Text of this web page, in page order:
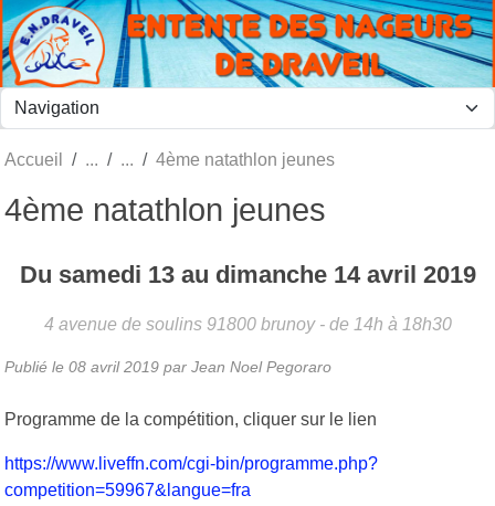
Accueil 4ème natathlon jeunes
4ème natathlon jeunes
Du samedi 13au dimanche 14 avril 2019
4 avenue de soulins 91800 brunoy - de 14h à 18h30
Publié le 08 avril 2019 par Jean Noel Pegoraro
Programme de la compétition, cliquer sur le lien
https://www.liveffn.com/cgi-bin/programme.php?
competition=59967&langue=fra
Panneau de gestion des cookies